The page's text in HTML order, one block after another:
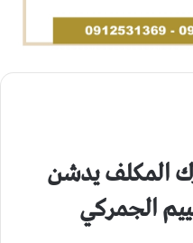
المكلف يدشن
الجمركي